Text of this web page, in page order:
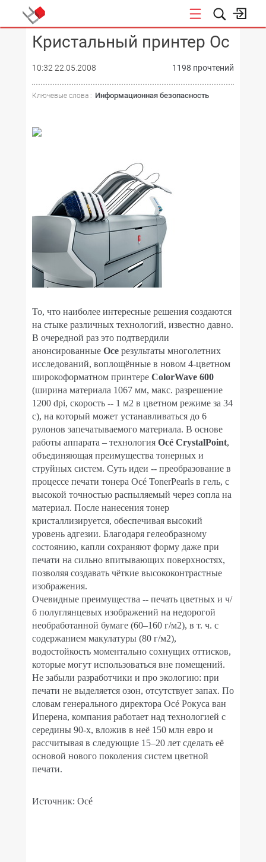
КОНФЕРЕНЦИИ
Кристальный принтер Oc
10:32 22.05.2008 1198 прочтений
Ключевые слова : Информационная безопасность
То, что наиболее интересные решения создаются
на стыке различных технологий, известно давно.
В очередной раз это подтвердили
анонсированные Oce результаты многолетних
исследований, воплощённые в новом 4-цветном
широкоформатном принтере ColorWave 600
(ширина материала 1067 мм, макс. разрешение
1200 dpi, скорость -- 1 м2 в цветном режиме за 34
с), на который может устанавливаться до 6
рулонов запечатываемого материала. В основе
работы аппарата – технология Océ CrystalPoint,
объединяющая преимущества тонерных и
струйных систем. Суть идеи -- преобразование в
процессе печати тонера Océ TonerPearls в гель, с
высокой точностью распыляемый через сопла на
материал. После нанесения тонер
кристаллизируется, обеспечивая высокий
уровень адгезии. Благодаря гелеобразному
состоянию, капли сохраняют форму даже при
печати на сильно впитывающих поверхностях,
позволяя создавать чёткие высококонтрастные
изображения.
Очевидные преимущества -- печать цветных и ч/
б полуглянцевых изображений на недорогой
необработанной бумаге (60–160 г/м2), в т. ч. с
содержанием макулатуры (80 г/м2),
водостойкость моментально сохнущих оттисков,
которые могут использоваться вне помещений.
Не забыли разработчики и про экологию: при
печати не выделяется озон, отсутствует запах. По
словам генерального директора Océ Рокуса ван
Иперена, компания работает над технологией с
середины 90-х, вложив в неё 150 млн евро и
рассчитывая в следующие 15–20 лет сделать её
основой нового поколения систем цветной
печати.
Источник: Océ